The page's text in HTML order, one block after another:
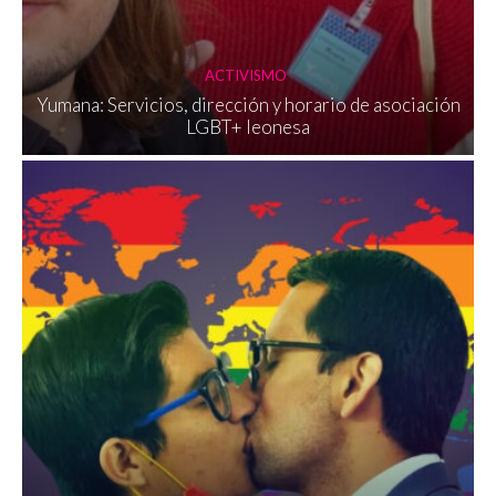
ACTIVISMO
Yumana: Servicios, dirección y horario de asociación
LGBT+ leonesa